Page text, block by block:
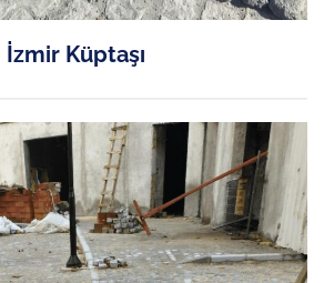
İzmir Küptaşı